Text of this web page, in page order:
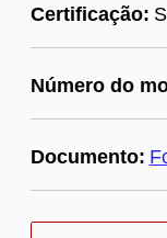
Certificação:
Número do
Documento: